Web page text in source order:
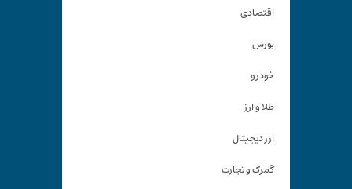
اقتصادی
بورس
خودرو
طلا و ارز
ارز دیجیتال
گمرک و تجارت